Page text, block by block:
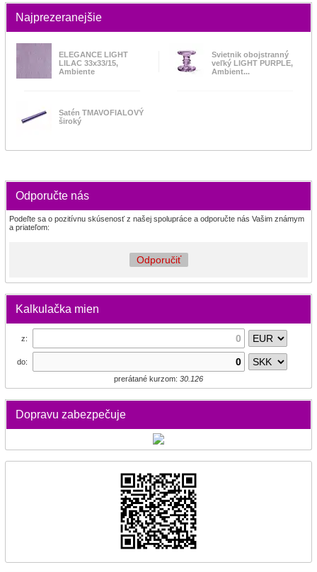
Najprezeranejšie
ELEGANCE LIGHT
LILAC 33x33/15,
Ambiente
Svietnik obojstranný
veľký LIGHT PURPLE,
Ambient...
Satén TMAVOFIALOVÝ
široký
Odporučte nás
Podeľte sa o pozitívnu skúsenosť z našej spolupráce a odporučte nás Vašim známym
a priateľom:
Odporučiť
Kalkulačka mien
z:
do:
prerátané kurzom: 30.126
Dopravu zabezpečuje